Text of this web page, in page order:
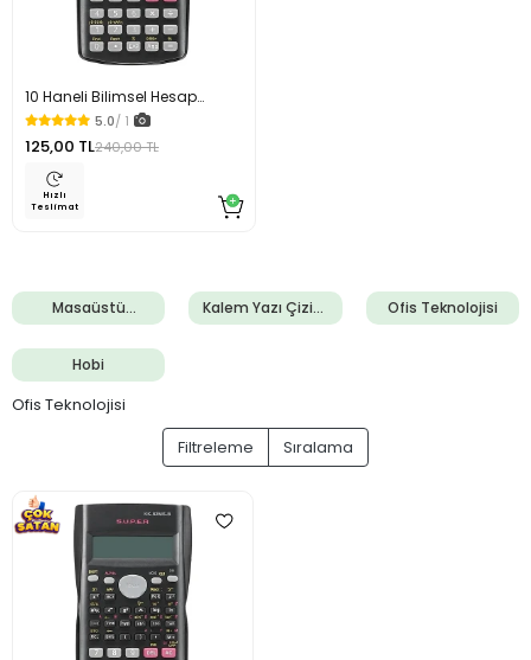
10 Haneli Bilimsel Hesap
Makinesi 240 Fonksiyonlu
5.0/ 1
125,00 TL240,00 TL
Hızlı
Teslimat
Masaüstü
Gereçleri
Kalem Yazı Çizim
Gereçleri
Ofis Teknolojisi
Hobi
Ofis Teknolojisi
Filtreleme
Sıralama